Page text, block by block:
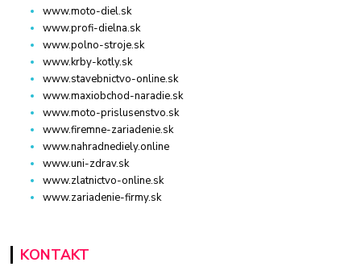
www.moto-diel.sk
www.profi-dielna.sk
www.polno-stroje.sk
www.krby-kotly.sk
www.stavebnictvo-online.sk
www.maxiobchod-naradie.sk
www.moto-prislusenstvo.sk
www.firemne-zariadenie.sk
www.nahradnediely.online
www.uni-zdrav.sk
www.zlatnictvo-online.sk
www.zariadenie-firmy.sk
KONTAKT